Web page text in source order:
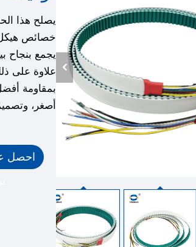
يصلح هذا
خصائص هيكل
يجمع بنجاح
علاوة على
بمقاومة
أصغر،
احصل